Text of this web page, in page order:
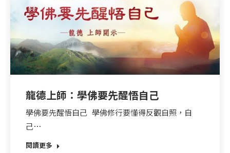
龍德上師：學佛要先醒悟自己
學佛要先醒悟自己 學佛修行要懂得反觀自照，自
己…
閱讀更多